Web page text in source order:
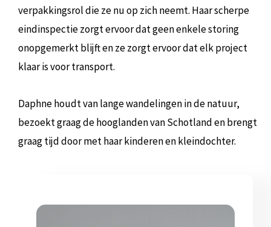
verpakkingsrol die ze nu op zich neemt. Haar scherpe
eindinspectie zorgt ervoor dat geen enkele storing
onopgemerkt blijft en ze zorgt ervoor dat elk project
klaar is voor transport.
Daphne houdt van lange wandelingen in de natuur,
bezoekt graag de hooglanden van Schotland en brengt
graag tijd door met haar kinderen en kleindochter.